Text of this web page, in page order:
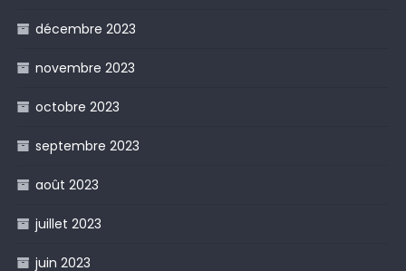
décembre 2023
novembre 2023
octobre 2023
septembre 2023
août 2023
juillet 2023
juin 2023